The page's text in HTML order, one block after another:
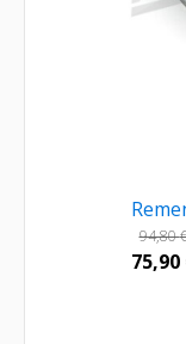
94,80
75,90